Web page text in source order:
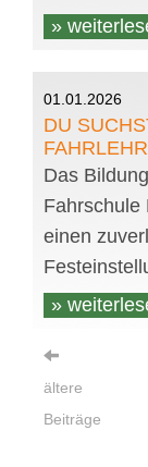
»
01.01.2026
DU
Das
Fahrschule
einen
»
ältere
Beiträge